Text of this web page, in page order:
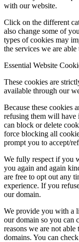
with our website.
Click on the different
also change some of
types of cookies may
the services we are able
Essential Website
These cookies are
available through our
Because these cookies
refusing them will have
can block or delete
force blocking all
prompt you to accept/
We fully respect if you
you again and again
are free to opt out any
experience. If you
our domain.
We provide you with a
our domain so you can
reasons we are not
domains. You can